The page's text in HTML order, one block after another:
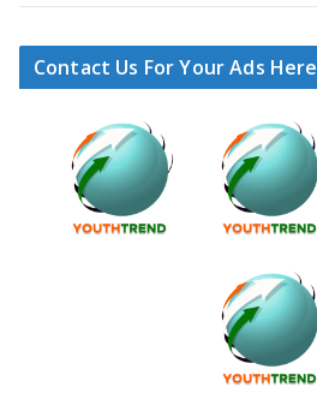
Contact Us For Your Ads Here